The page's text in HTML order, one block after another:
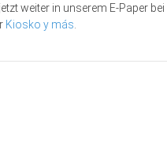
weiter in unserem E-Paper bei
Kiosko y más